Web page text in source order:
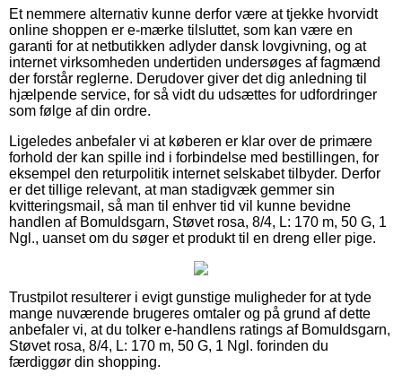
Et nemmere alternativ kunne derfor være at tjekke hvorvidt
online shoppen er e-mærke tilsluttet, som kan være en
garanti for at netbutikken adlyder dansk lovgivning, og at
internet virksomheden undertiden undersøges af fagmænd
der forstår reglerne. Derudover giver det dig anledning til
hjælpende service, for så vidt du udsættes for udfordringer
som følge af din ordre.
Ligeledes anbefaler vi at køberen er klar over de primære
forhold der kan spille ind i forbindelse med bestillingen, for
eksempel den returpolitik internet selskabet tilbyder. Derfor
er det tillige relevant, at man stadigvæk gemmer sin
kvitteringsmail, så man til enhver tid vil kunne bevidne
handlen af Bomuldsgarn, Støvet rosa, 8/4, L: 170 m, 50 G, 1
Ngl., uanset om du søger et produkt til en dreng eller pige.
Trustpilot resulterer i evigt gunstige muligheder for at tyde
mange nuværende brugeres omtaler og på grund af dette
anbefaler vi, at du tolker e-handlens ratings af Bomuldsgarn,
Støvet rosa, 8/4, L: 170 m, 50 G, 1 Ngl. forinden du
færdiggør din shopping.